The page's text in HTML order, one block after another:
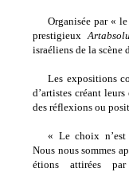
Organisée par «
prestigieux
israéliens de la scène
Les expositions
d’artistes créant
des réflexions ou
« Le choix n’est
Nous nous sommes
étions attirées